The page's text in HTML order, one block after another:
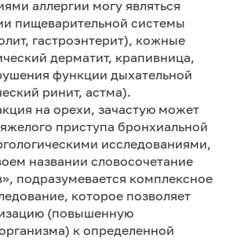
аллергии могу являться
пищеварительной системы
гастроэнтерит), кожные
дерматит, крапивница,
функции дыхательной
ринит, астма).
на орехи, зачастую может
приступа бронхиальной
исследованиями,
названии словосочетание
подразумевается комплексное
которое позволяет
(повышенную
к определенной